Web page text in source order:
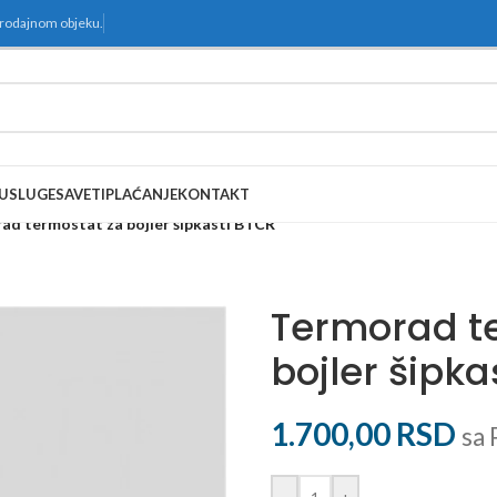
objeku.
USLUGESAVETIPLAĆANJEKONTAKT
termostat za bojler šipkasti BTCR
Termorad
bojler
1.700,00 RSD sa